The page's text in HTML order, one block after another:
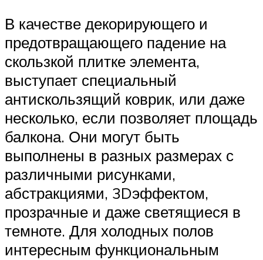
В качестве декорирующего и
предотвращающего падение на
скользкой плитке элемента,
выступает специальный
антискользящий коврик, или даже
несколько, если позволяет площадь
балкона. Они могут быть
выполнены в разных размерах с
различными рисунками,
абстракциями, 3Dэффектом,
прозрачные и даже светящиеся в
темноте. Для холодных полов
интересным функциональным